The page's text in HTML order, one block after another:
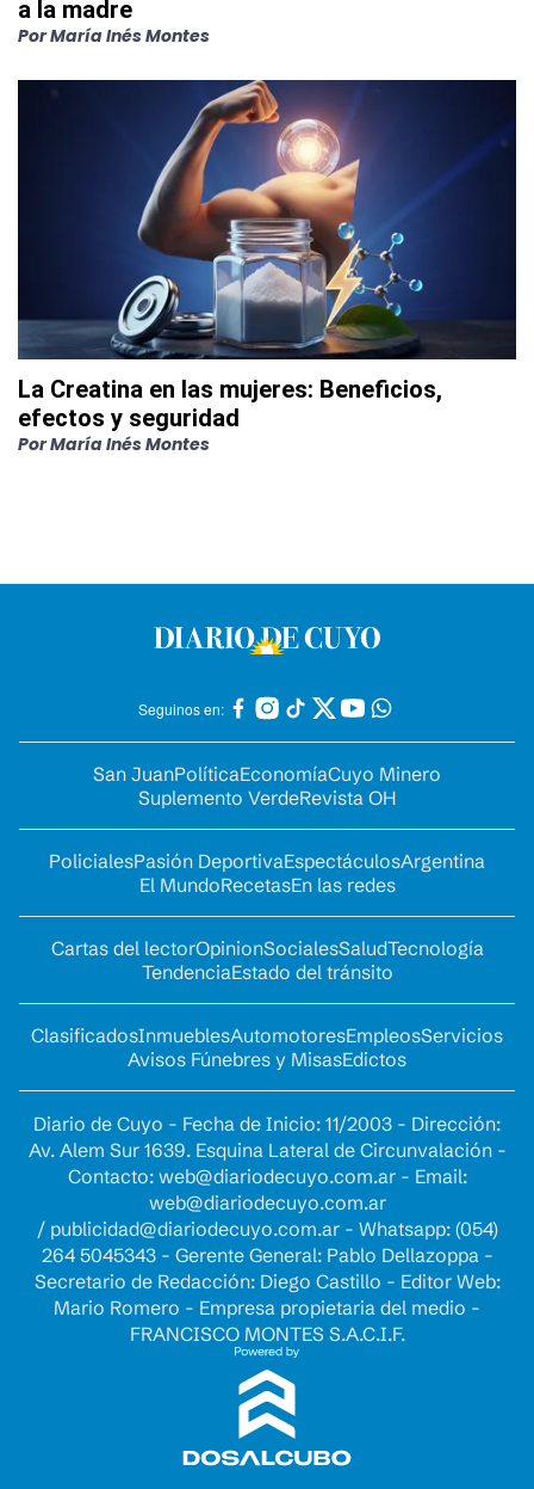
a la madre
PorMaría Inés Montes
La Creatina en las mujeres: Beneficios,
efectos y seguridad
PorMaría Inés Montes
Seguinos en:
San JuanPolíticaEconomíaCuyo Minero
Suplemento VerdeRevista OH
PolicialesPasión DeportivaEspectáculosArgentina
El MundoRecetasEn las redes
Cartas del lectorOpinionSocialesSaludTecnología
TendenciaEstado del tránsito
ClasificadosInmueblesAutomotoresEmpleosServicios
Avisos Fúnebres y MisasEdictos
Diario de Cuyo - Fecha de Inicio: 11/2003 - Dirección:
Av. Alem Sur 1639. Esquina Lateral de Circunvalación -
Contacto: web@diariodecuyo.com.ar- Email:
web@diariodecuyo.com.ar
/ publicidad@diariodecuyo.com.ar- Whatsapp: (054)
264 5045343 - Gerente General: Pablo Dellazoppa -
Secretario de Redacción: Diego Castillo - Editor Web:
Mario Romero - Empresa propietaria del medio -
FRANCISCO MONTES S.A.C.I.F.